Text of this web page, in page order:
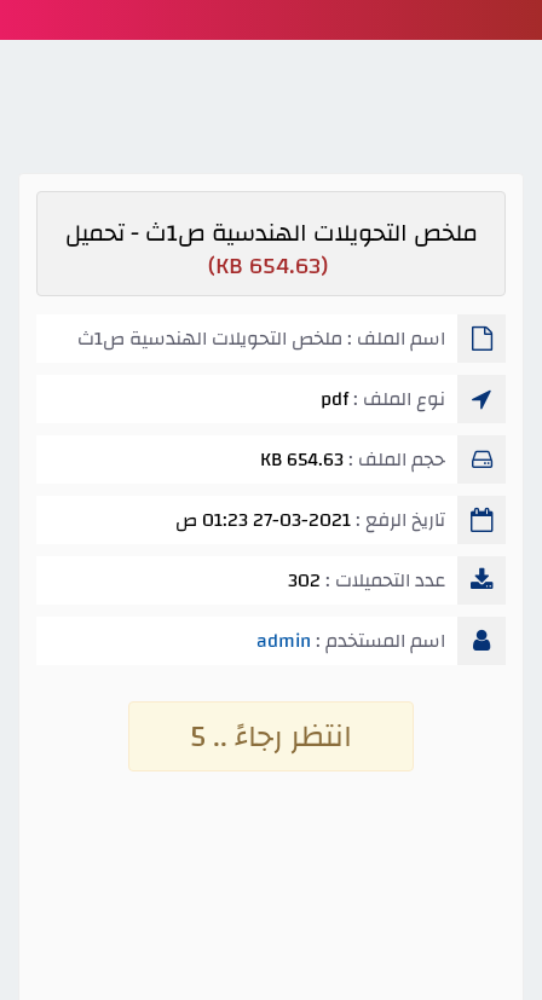
ملخص التحويلات الهندسية ص1ث - تحميل
(654.63 KB)
اسم الملف : ملخص التحويلات الهندسية ص1ث
نوع الملف :pdf
حجم الملف :654.63 KB
تاريخ الرفع :27-03-2021 01:23 ص
عدد التحميلات : 302
اسم المستخدم : admin
انتظر رجاءً .. 4